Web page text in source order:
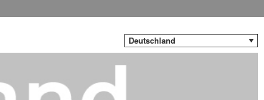
Deutschland